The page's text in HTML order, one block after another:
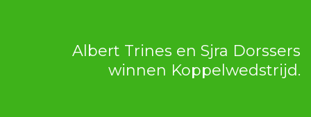
Albert Trines en Sjra Dorssers
winnen Koppelwedstrijd.